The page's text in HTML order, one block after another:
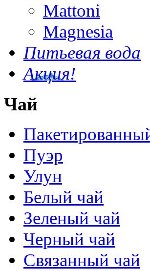
Mattoni
Magnesia
Питьевая вода
Акция!
Чай
Пуэр
Улун
Белый чай
Зеленый чай
Черный чай
Связанный чай